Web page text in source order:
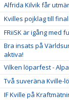
Alfrida Kilvik får
Kvilles pojklag till
FRiiSK är igång med
Bra insats på
aktiva!
Vilken löparfest -
Två suveräna Kville-
IF Kville på